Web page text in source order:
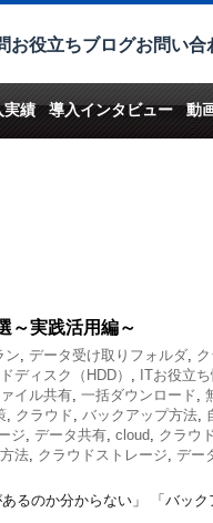
お役立ちブログお問い合
実績 導入インタビュー 動
～実践活用編～
ン, データ受け取りフォルダ,
ディスク（HDD） , ITお役立
イル共有, 一括ダウンロード,
, クラウド, バックアップ方法,
ジ, データ共有, cloud, クラウ
法, クラウドストレージ, デー
るのか分からない」 「バッ